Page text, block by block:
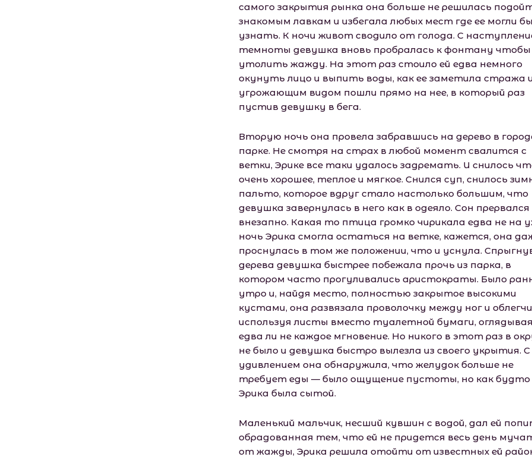
самого закрытия рынка она больше не решилась
знакомым лавкам и избегала любых мест где ее могли бы
узнать. К ночи живот сводило от голода. С
темноты девушка вновь пробралась к фонтану чтобы
утолить жажду. На этот раз стоило ей едва немного
окунуть лицо и выпить воды, как ее заметила стража
угрожающим видом пошли прямо на нее, в который раз
пустив девушку в бега.
Вторую ночь она провела забравшись на дерево в
парке. Не смотря на страх в любой момент свалится с
ветки, Эрике все таки удалось задремать. И снилось
очень хорошее, теплое и мягкое. Снился суп, снилось
пальто, которое вдруг стало настолько большим, что
девушка завернулась в него как в одеяло. Сон прервался
внезапно. Какая то птица громко чирикала едва не на
ночь Эрика смогла остаться на ветке, кажется, она
проснулась в том же положении, что и уснула.
дерева девушка быстрее побежала прочь из парка, в
котором часто прогуливались аристократы. Было
утро и, найдя место, полностью закрытое высокими
кустами, она развязала проволочку между ног и
используя листы вместо туалетной бумаги,
едва ли не каждое мгновение. Но никого в этот раз в
не было и девушка быстро вылезла из своего укрытия. С
удивлением она обнаружила, что желудок больше не
требует еды — было ощущение пустоты, но как будто
Эрика была сытой.
Маленький мальчик, несший кувшин с водой, дал ей
обрадованная тем, что ей не придется весь день
от жажды, Эрика решила отойти от известных ей